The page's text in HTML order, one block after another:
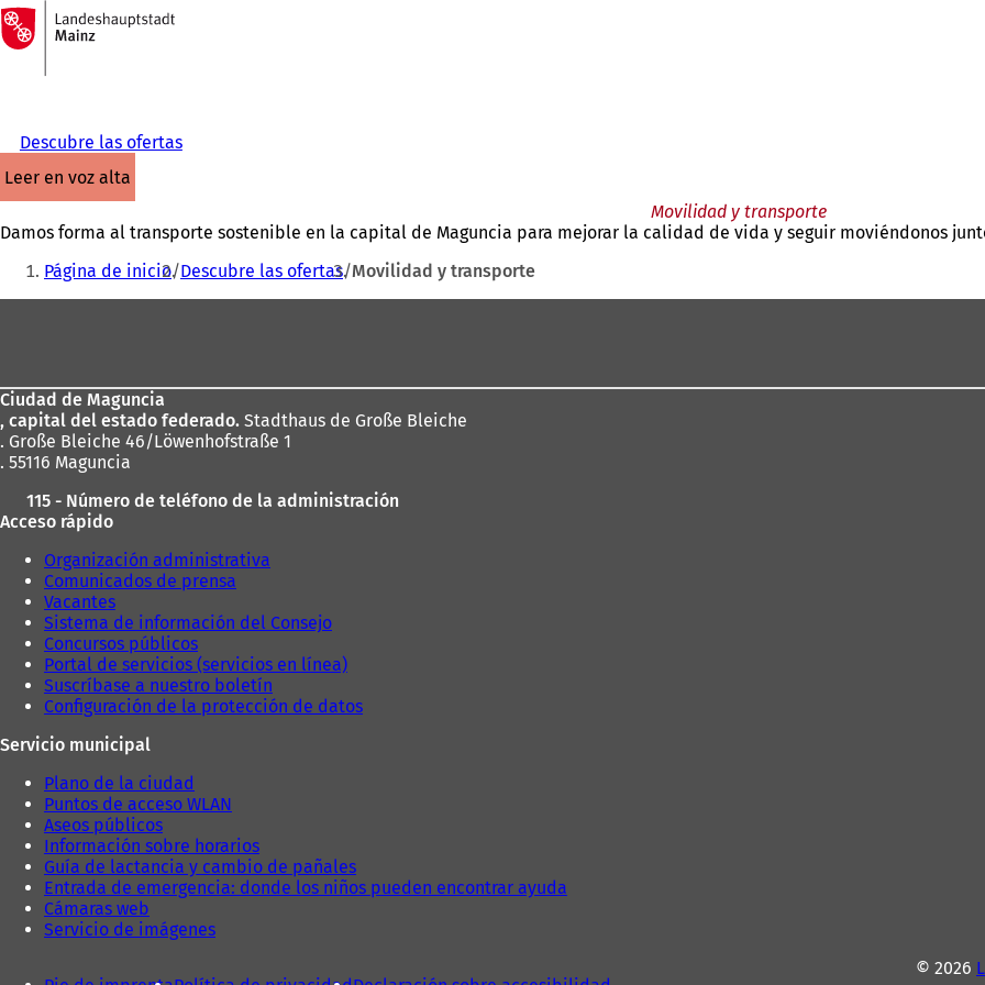
Saltar al contenido
A
la
página
Descubre las ofertas
leer en voz alta
Movilidad y transporte
Damos forma al transporte sostenible en la capital de Maguncia para mejorar la calidad de vida y seguir moviéndonos
Estás
aquí:
Página de inicio Descubre las ofertas Movilidad y transporte
pies
Ciudad de Maguncia
, capital del estado federado. Stadthaus de Große Bleiche
. Große Bleiche 46/Löwenhofstraße 1
. 55116 Maguncia
115 - Número de teléfono de la administración
Acceso rápido
Organización administrativa
Comunicados de prensa
Vacantes
Sistema de información del Consejo
Concursos públicos
Portal de servicios (servicios en línea)
Suscríbase a nuestro boletín
Configuración de la protección de datos
Servicio municipal
Plano de la ciudad
Puntos de acceso WLAN
Aseos públicos
Información sobre horarios
Guía de lactancia y cambio de pañales
Entrada de emergencia: donde los niños pueden encontrar ayuda
Cámaras web
Servicio de imágenes
© 2026